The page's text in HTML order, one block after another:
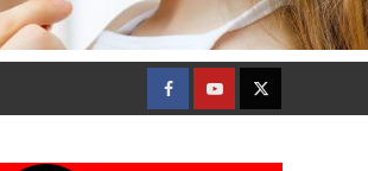
FacebookYoutubeTwitter